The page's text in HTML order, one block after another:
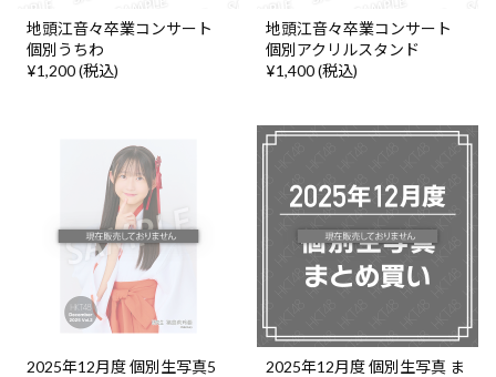
地頭江音々卒業コンサート
個別うちわ
¥1,200 (税込)
地頭江音々卒業コンサート
個別アクリルスタンド
¥1,400 (税込)
2025年12月度 個別生写真5
2025年12月度 個別生写真 ま